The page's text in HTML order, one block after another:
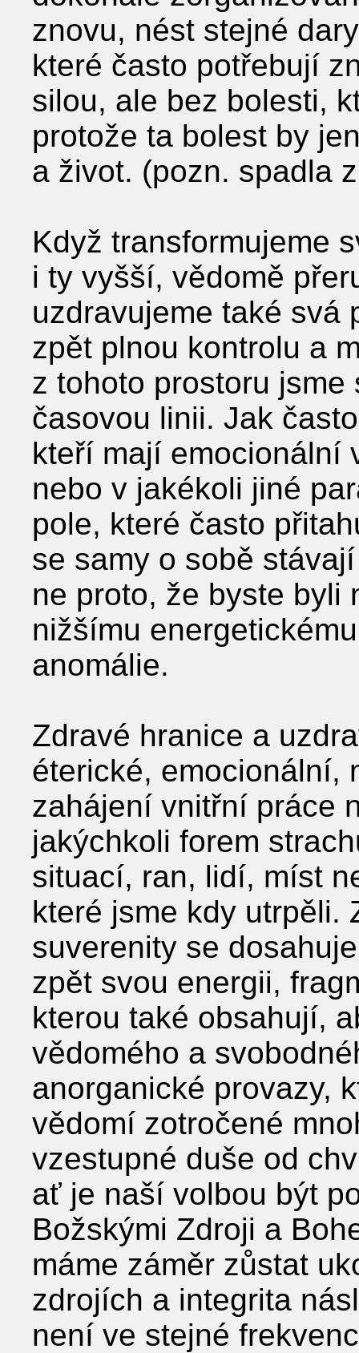
znovu, nést stejné
které často potřebují
silou, ale bez bolesti,
protože ta bolest by
a život. (pozn. spadla
Když transformujeme
i ty vyšší, vědomě
uzdravujeme také svá
zpět plnou kontrolu a
z tohoto prostoru
časovou linii. Jak
kteří mají emocionální
nebo v jakékoli jiné
pole, které často
se samy o sobě
ne proto, že byste byli
nižšímu
anomálie.
Zdravé hranice a
éterické, emocionální,
zahájení vnitřní práce
jakýchkoli forem
situací, ran, lidí, míst
které jsme kdy utrpěli.
suverenity se
zpět svou energii,
kterou také obsahují,
vědomého a
anorganické provazy,
vědomí zotročené
vzestupné duše od
ať je naší volbou být
Božskými Zdroji a
máme záměr zůstat
zdrojích a integrita
není ve stejné